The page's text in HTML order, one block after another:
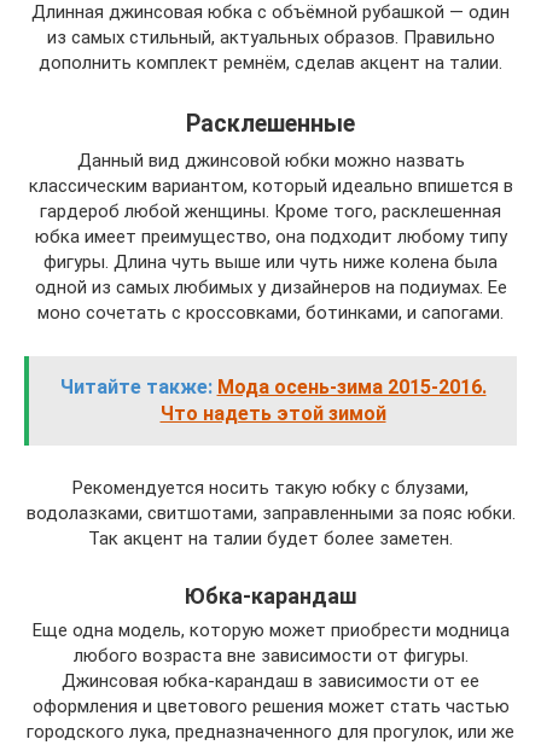
Длинная джинсовая юбка с объёмной рубашкой — один
из самых стильный, актуальных образов. Правильно
дополнить комплект ремнём, сделав акцент на талии.
Расклешенные
Данный вид джинсовой юбки можно назвать
классическим вариантом, который идеально впишется в
гардероб любой женщины. Кроме того, расклешенная
юбка имеет преимущество, она подходит любому типу
фигуры. Длина чуть выше или чуть ниже колена была
одной из самых любимых у дизайнеров на подиумах. Ее
моно сочетать с кроссовками, ботинками, и сапогами.
Читайте также: Мода осень-зима 2015-2016.
Что надеть этой зимой
Рекомендуется носить такую юбку с блузами,
водолазками, свитшотами, заправленными за пояс юбки.
Так акцент на талии будет более заметен.
Юбка-карандаш
Еще одна модель, которую может приобрести модница
любого возраста вне зависимости от фигуры.
Джинсовая юбка-карандаш в зависимости от ее
оформления и цветового решения может стать частью
городского лука, предназначенного для прогулок, или же